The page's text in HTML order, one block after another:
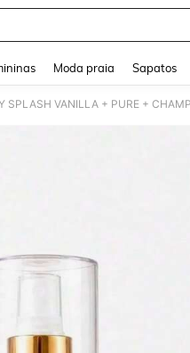
Moda praia Sapatos
SPLASH VANILLA + PURE +